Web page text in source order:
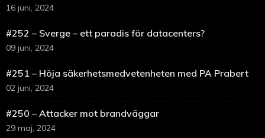
16 juni, 2024
#252 – Sverge – ett paradis för datacenters?
09 juni, 2024
#251 – Höja säkerhetsmedvetenheten med PA Prabert
02 juni, 2024
#250 – Attacker mot brandväggar
29 maj, 2024